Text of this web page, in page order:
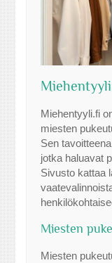
Miehentyyli.fi
miesten
Sen
jotka haluavat
Sivusto kattaa
Miesten
Miesten